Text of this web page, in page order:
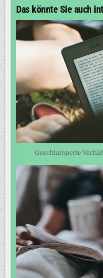
Das könnte Sie auch
Geschlamperte